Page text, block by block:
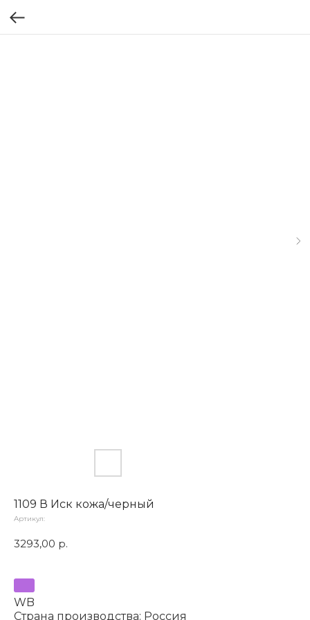
1109 В Иск кожа/черный
Артикул:
3293,00 р.
WB
Страна производства: Россия